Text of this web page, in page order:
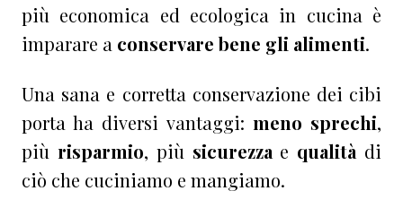
più economica ed ecologica in cucina è
imparare a conservare bene gli alimenti.
Una sana e corretta conservazione dei cibi
porta ha diversi vantaggi: meno sprechi,
più risparmio, più sicurezza e qualità di
ciò che cuciniamo e mangiamo.